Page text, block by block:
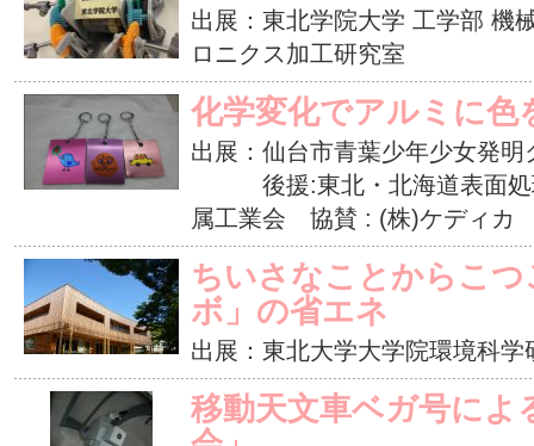
出展：東北学院大学 工学部 機
ロニクス加工研究室
化学変化でアルミに
出展：仙台市青葉少年少女発明
後援:東北・北海道表面処
属工業会 協賛 : (株)ケディカ
ちいさなことからこ
ボ」の省エネ
出展：東北大学大学院環境科学
移動天文車ベガ号によ